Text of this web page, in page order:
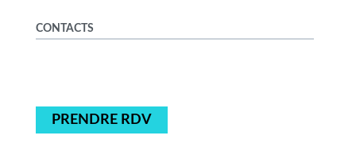
CONTACTS
PRENDRE RDV